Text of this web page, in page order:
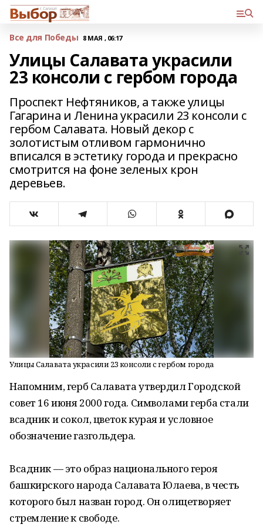
Все для Победы 8 МАЯ , 06:17
Улицы Салавата украсили
23 консоли с гербом города
Проспект Нефтяников, а также улицы
Гагарина и Ленина украсили 23 консоли с
гербом Салавата. Новый декор с
золотистым отливом гармонично
вписался в эстетику города и прекрасно
смотрится на фоне зеленых крон
деревьев.
Улицы Салавата украсили 23 консоли с гербом города
Напомним, герб Салавата утвердил Городской
совет 16 июня 2000 года. Символами герба стали
всадник и сокол, цветок курая и условное
обозначение газгольдера.
Всадник — это образ национального героя
башкирского народа Салавата Юлаева, в честь
которого был назван город. Он олицетворяет
стремление к свободе.